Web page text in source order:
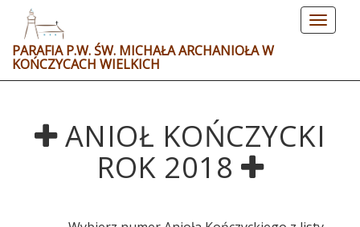
Toggle
PARAFIA P.W. ŚW. MICHAŁA ARCHANIOŁA W
KOŃCZYCACH WIELKICH
ANIOŁ KOŃCZYCKI
ROK 2018